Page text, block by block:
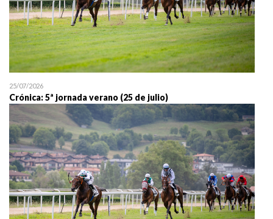
25/07/2026
Crónica: 5ª jornada verano (25 de julio)